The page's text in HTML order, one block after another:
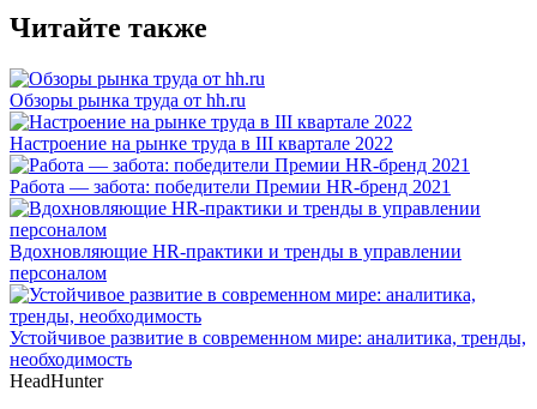
Читайте также
Обзоры рынка труда от hh.ru
Настроение на рынке труда в III квартале 2022
Работа — забота: победители Премии HR-бренд 2021
Вдохновляющие HR-практики и тренды в управлении
персоналом
Устойчивое развитие в современном мире: аналитика, тренды,
необходимость
HeadHunter